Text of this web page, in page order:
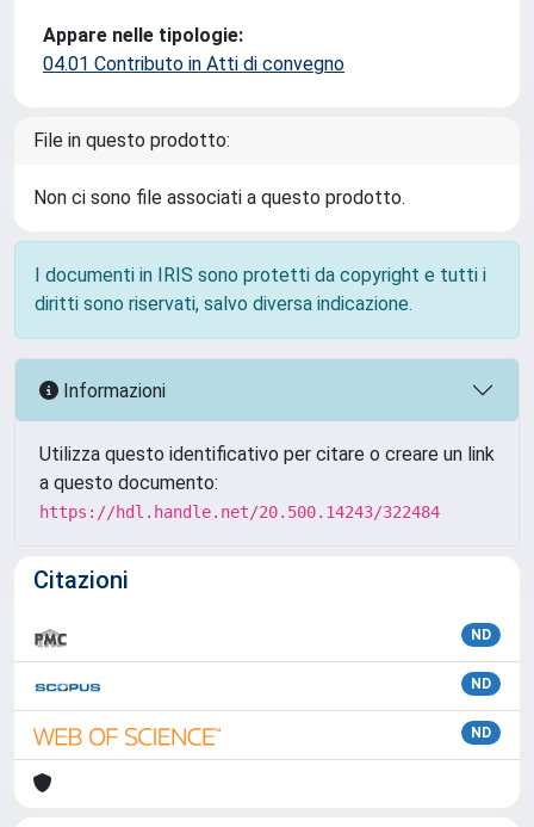
Appare nelle tipologie:
04.01 Contributo in Atti di convegno
File in questo prodotto:
Non ci sono file associati a questo prodotto.
I documenti in IRIS sono protetti da copyright e tutti i
diritti sono riservati, salvo diversa indicazione.
Informazioni
Utilizza questo identificativo per citare o creare un link
a questo documento:
https://hdl.handle.net/20.500.14243/322484
Citazioni
ND
ND
ND